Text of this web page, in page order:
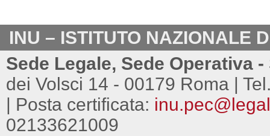
INU – ISTITUTO NAZIONALE
Sede Legale, Sede Operativa
dei Volsci 14 - 00179 Roma |
| Posta certificata:
02133621009